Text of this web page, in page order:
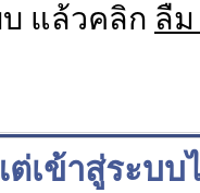
แล้วคลิก ลืม
เข้าสู่ระบบ